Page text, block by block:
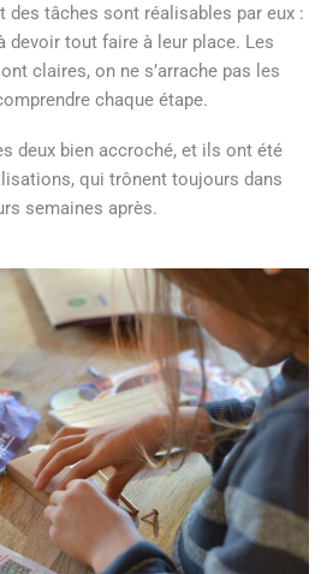
des tâches sont réalisables par eux :
devoir tout faire à leur place. Les
claires, on ne s’arrache pas les
chaque étape.
deux bien accroché, et ils ont été
qui trônent toujours dans
semaines après.